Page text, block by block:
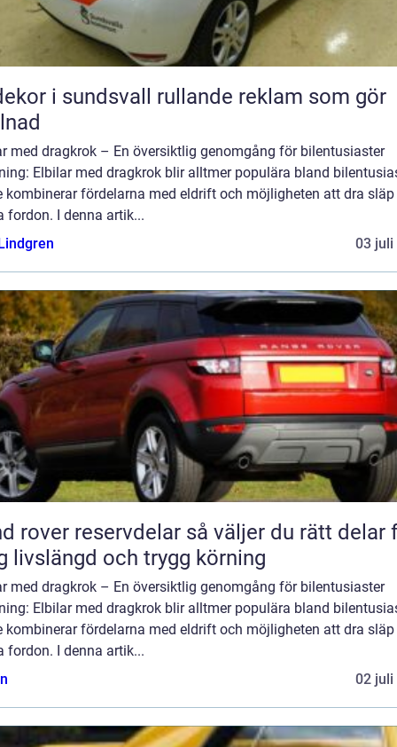
sundsvall rullande reklam som gör
med dragkrok – En översiktlig genomgång för bilentusiaster
Elbilar med dragkrok blir alltmer populära bland
kombinerar fördelarna med eldrift och möjligheten att dra släp
fordon. I denna artik...
03 juli
reservdelar så väljer du rätt delar för
livslängd och trygg körning
med dragkrok – En översiktlig genomgång för bilentusiaster
Elbilar med dragkrok blir alltmer populära bland
kombinerar fördelarna med eldrift och möjligheten att dra släp
fordon. I denna artik...
02 juli